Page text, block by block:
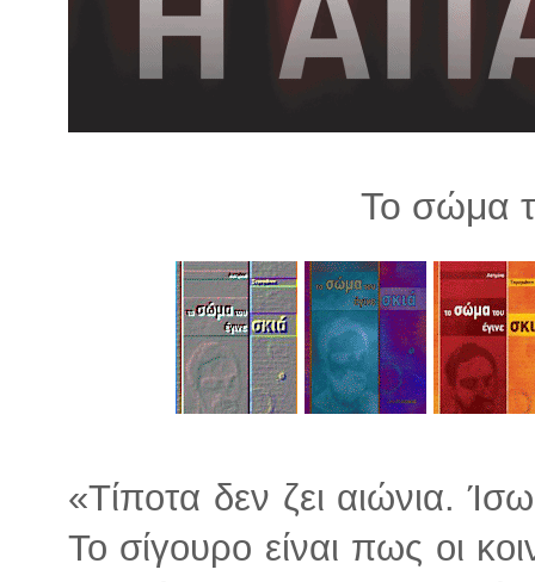
Το σώμα
«Τίποτα δεν ζει αιώνια.
Το σίγουρο είναι πως οι